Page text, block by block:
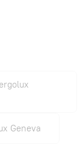
Geneva